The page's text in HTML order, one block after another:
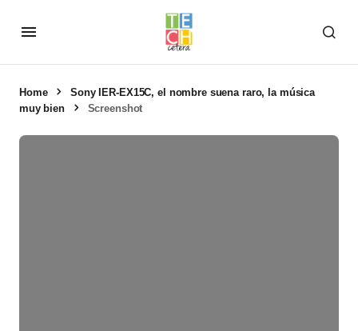
Home
Sony IER-EX15C, el nombre suena raro, la música
muy bien
Screenshot